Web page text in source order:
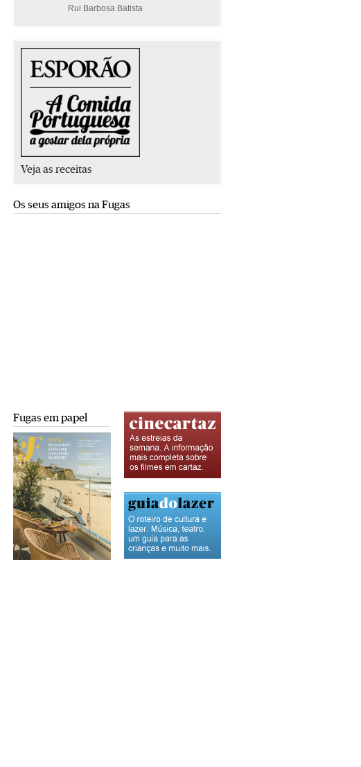
Rui Barbosa Batista
Veja as receitas
Os seus amigos na Fugas
Fugas em papel